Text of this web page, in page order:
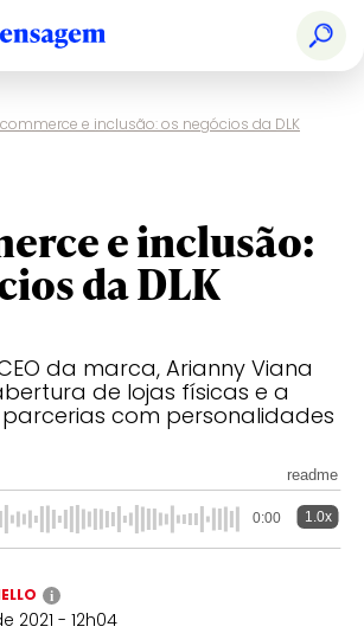
e inclusão: os negócios da DLK
e inclusão:
da DLK
da marca, Arianny Viana
de lojas físicas e a
com personalidades
readme
0:00 1.0x
i
2021 - 12h04